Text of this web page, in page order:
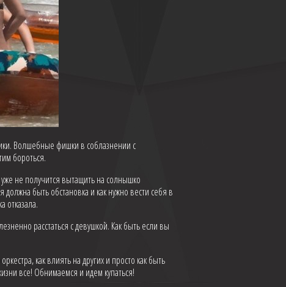
Волшебные фишки в соблазнении с
бороться.
не получится вытащить на солнышко
должна быть обстановка и как нужно вести себя в
отказала.
расстаться с девушкой. Как быть если вы
как влиять на других и просто как быть
все! Обнимаемся и идем купаться!